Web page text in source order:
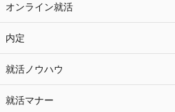
オンライン就活
内定
就活ノウハウ
就活マナー